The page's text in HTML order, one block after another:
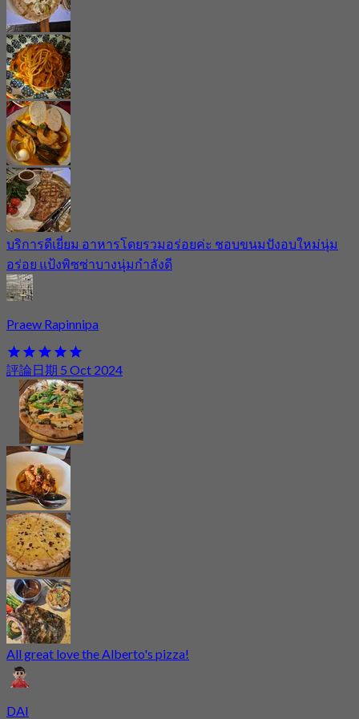
บริการดีเยี่ยม อาหารโดยรวมอร่อยค่ะ ชอบขนมปังอบใหม่นุ่ม
อร่อย แป้งพิซซ่าบางนุ่มกำลังดี
Praew Rapinnipa
評論日期 5 Oct 2024
All great love the Alberto's pizza!
DAI